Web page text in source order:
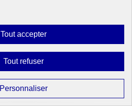
Tout accepterAutoriser
tous
Tout refuserInterdire
tous
PersonnaliserParamétrer
les